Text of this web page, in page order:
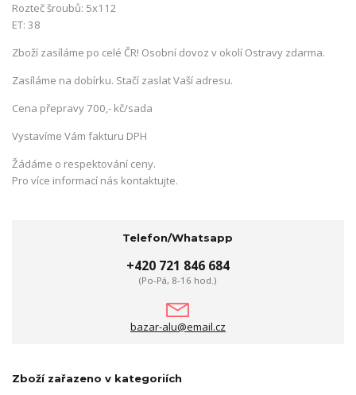
Rozteč šroubů: 5x112
ET: 38
Zboží zasíláme po celé ČR! Osobní dovoz v okolí Ostravy zdarma.
Zasíláme na dobírku. Stačí zaslat Vaší adresu.
Cena přepravy 700,- kč/sada
Vystavíme Vám fakturu DPH
Žádáme o respektování ceny.
Pro více informací nás kontaktujte.
Telefon/Whatsapp
+420 721 846 684
(Po-Pá, 8-16 hod.)
bazar-alu@email.cz
Zboží zařazeno v kategoriích